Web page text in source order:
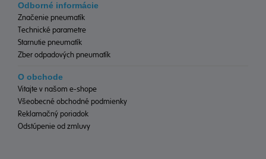
Odborné informácie
Značenie pneumatík
Technické parametre
Starnutie pneumatík
Zber odpadových pneumatík
O obchode
Vitajte v našom e-shope
Všeobecné obchodné podmienky
Reklamačný poriadok
Odstúpenie od zmluvy